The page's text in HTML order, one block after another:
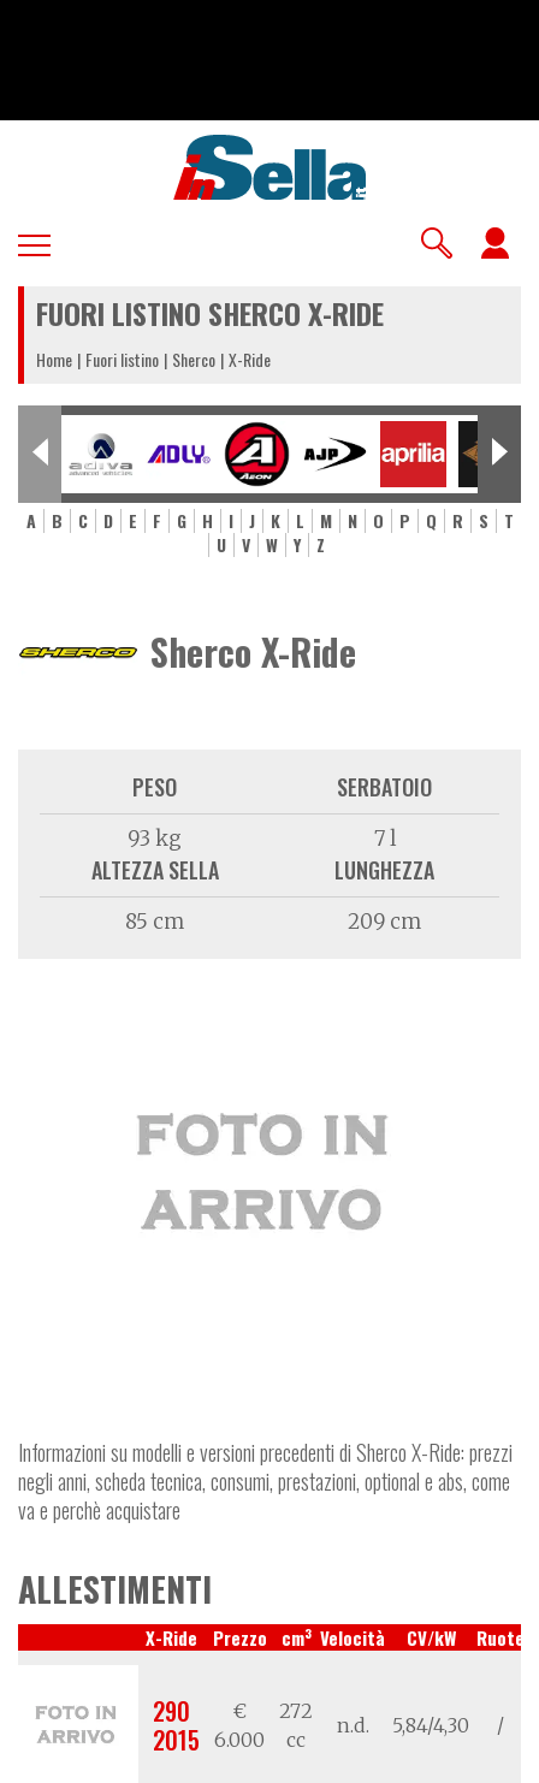
FUORI LISTINO SHERCO X-RIDE
Home Fuori listino Sherco X-Ride
A B C D E F G H I J K L M N O P Q R S
T
U
V W Y Z
Sherco X-Ride
PESO
93 kg
SERBATOIO
7 l
ALTEZZA SELLA
85 cm
LUNGHEZZA
209 cm
Informazioni su modelli e versioni precedenti di Sherco X-Ride: prezzi
negli anni, scheda tecnica, consumi, prestazioni, optional e abs, come
va e perchè acquistare
ALLESTIMENTI
X-Ride Prezzo cm3 Velocità CV/kW Ruote
290
2015
€
6.000
272
cc
n.d. 5,84/4,30 /